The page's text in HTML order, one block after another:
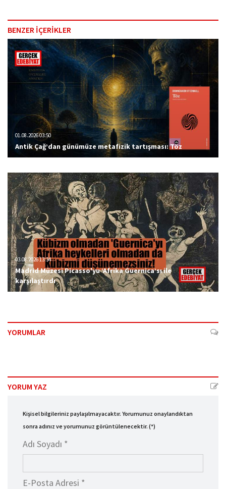
BENZER İÇERİKLER
01.08.2026 03:50
Antik Çağ’dan günümüze metafizik tartışması: Töz
03.08.2026 13:34
Madrid Müzesi Picasso'yu ‘Afrika Guernica’sı ile
karşılaştırdı
YORUMLAR
YORUM YAZ
Kişisel bilgileriniz paylaşılmayacaktır. Yorumunuz onaylandıktan
sonra adınız ve yorumunuz görüntülenecektir. (*)
Adı Soyadı *
E-Posta Adresi *